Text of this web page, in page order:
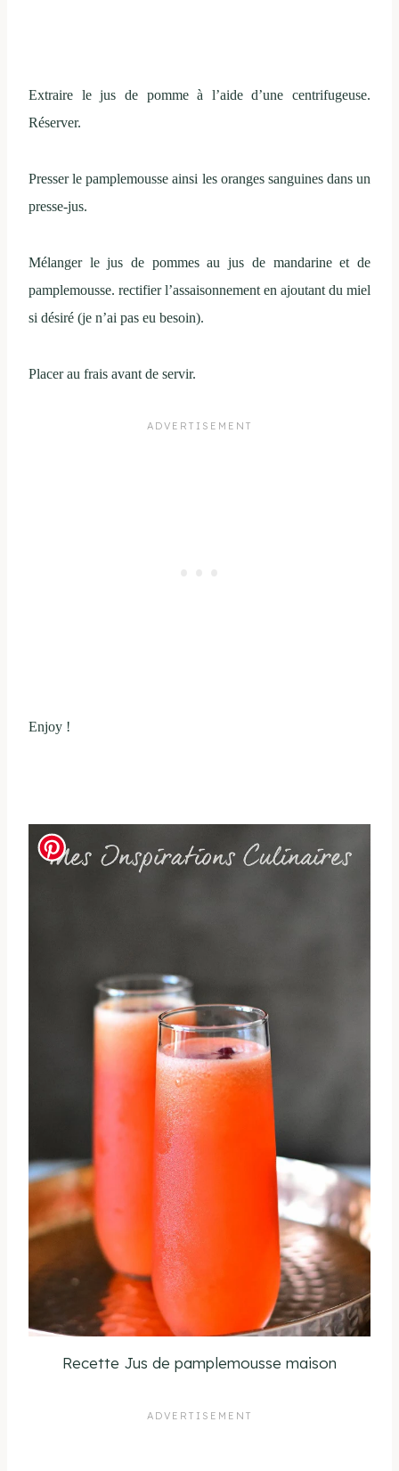
Extraire le jus de pomme à l’aide d’une centrifugeuse.
Réserver.
Presser le pamplemousse ainsi les oranges sanguines dans un
presse-jus.
Mélanger le jus de pommes au jus de mandarine et de
pamplemousse. rectifier l’assaisonnement en ajoutant du miel
si désiré (je n’ai pas eu besoin).
Placer au frais avant de servir.
Enjoy !
Recette Jus de pamplemousse maison